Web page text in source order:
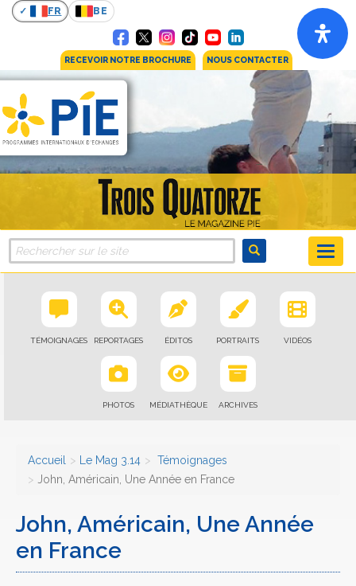
FR BE
RECEVOIR NOTRE BROCHURE NOUS CONTACTER
TÉMOIGNAGES REPORTAGES ÉDITOS PORTRAITS VIDÉOS
PHOTOS MÉDIATHÈQUE ARCHIVES
Accueil Le Mag 3.14
Témoignages
John, Américain, Une Année en France
John, Américain, Une Année
en France